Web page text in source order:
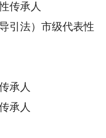
传承人
引法）市级代表性
承人
承人